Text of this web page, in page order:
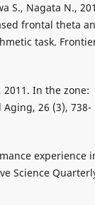
S., Nagata N.,
frontal theta
task.
2011. In the zone:
26 (3), 738-
experience
Science